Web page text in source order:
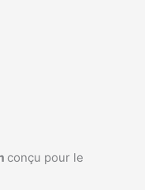
conçu pour le